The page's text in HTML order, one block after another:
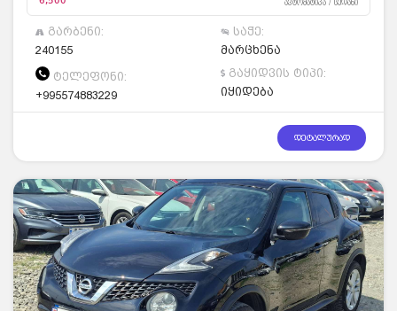
გარბენი:
240155
საჭე:
მარცხენა
ტელეფონი:
+995574883229
გაყიდვის ტიპი:
იყიდება
დეტალურად